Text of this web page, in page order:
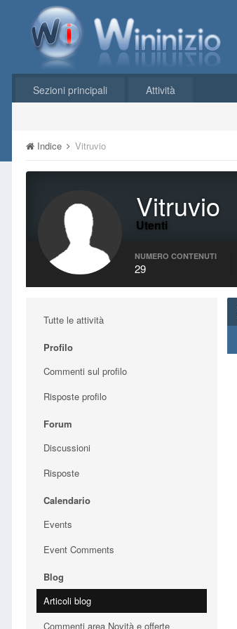
Sezioni principali Attività
Indice Vitruvio
Vitruvio
Utenti
NUMERO CONTENUTI
29
Tutte le attività
Profilo
Commenti sul profilo
Risposte profilo
Forum
Discussioni
Risposte
Calendario
Events
Event Comments
Blog
Articoli blog
Commenti area Novità e offerte